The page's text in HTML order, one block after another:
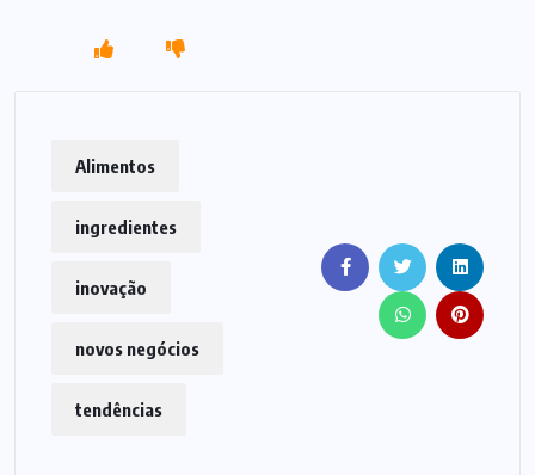
Alimentos
ingredientes
inovação
novos negócios
tendências